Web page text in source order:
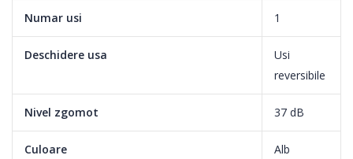
Numar usi 1
Deschidere usa
Usi
reversibile
Nivel zgomot 37 dB
Culoare Alb